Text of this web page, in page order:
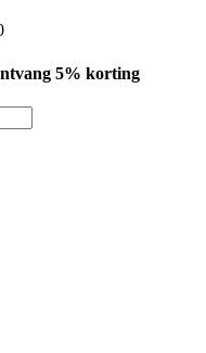
5% korting